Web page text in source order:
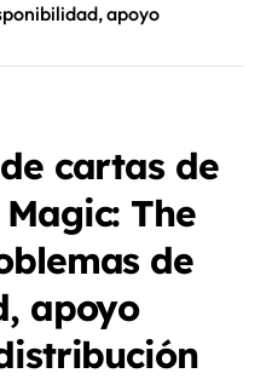
apoyo
cartas de
The
de
apoyo